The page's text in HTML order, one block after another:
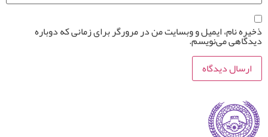
ذخیره نام، ایمیل و وبسایت من در مرورگر برای زمانی که دوباره
دیدگاهی می‌نویسم.